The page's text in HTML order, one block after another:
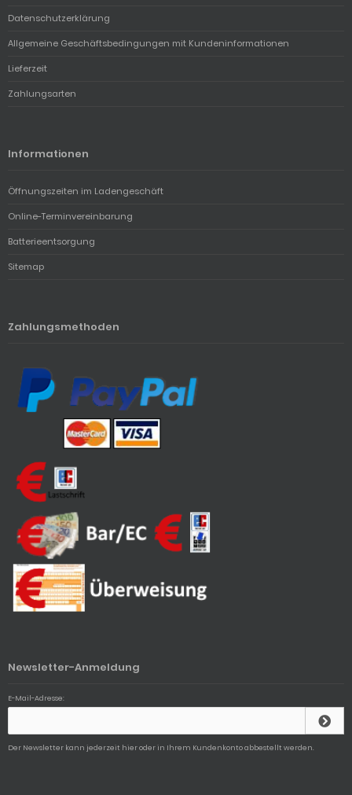
Datenschutzerklärung
Allgemeine Geschäftsbedingungen mit Kundeninformationen
Lieferzeit
Zahlungsarten
Informationen
Öffnungszeiten im Ladengeschäft
Online-Terminvereinbarung
Batterieentsorgung
Sitemap
Zahlungsmethoden
Newsletter-Anmeldung
E-Mail-Adresse:
Der Newsletter kann jederzeit hier oder in Ihrem Kundenkonto abbestellt werden.